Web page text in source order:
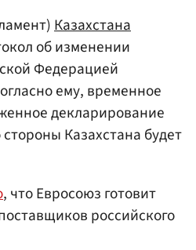
Казахстана
об изменении
Федерацией
ему, временное
декларирование
Казахстана будет
, что Евросоюз готовит
российского